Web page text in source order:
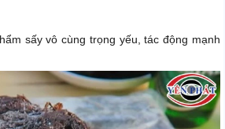
sấy vô cùng trọng yếu, tác động mạnh